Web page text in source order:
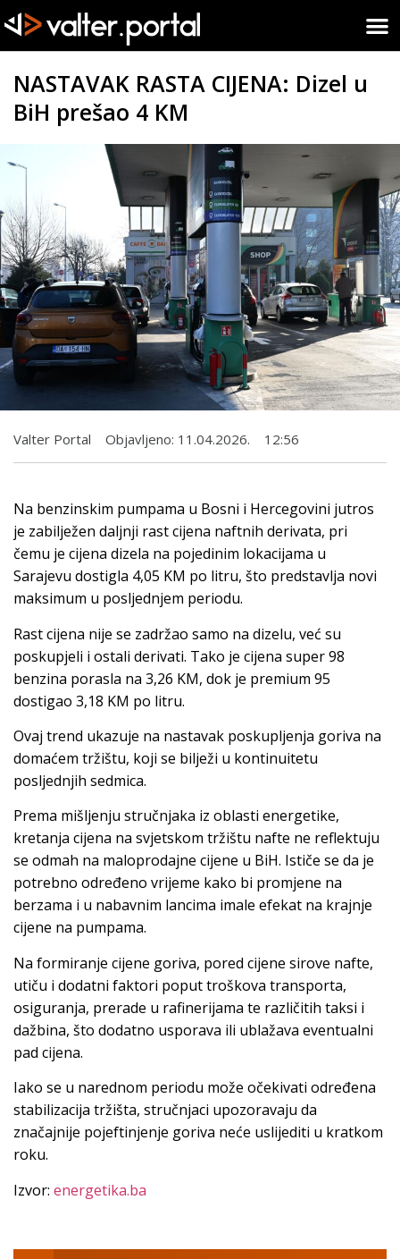
NASTAVAK RASTA CIJENA: Dizel u
BiH prešao 4 KM
Valter Portal Objavljeno: 11.04.2026. 12:56
Na benzinskim pumpama u Bosni i Hercegovini jutros
je zabilježen daljnji rast cijena naftnih derivata, pri
čemu je cijena dizela na pojedinim lokacijama u
Sarajevu dostigla 4,05 KM po litru, što predstavlja novi
maksimum u posljednjem periodu.
Rast cijena nije se zadržao samo na dizelu, već su
poskupjeli i ostali derivati. Tako je cijena super 98
benzina porasla na 3,26 KM, dok je premium 95
dostigao 3,18 KM po litru.
Ovaj trend ukazuje na nastavak poskupljenja goriva na
domaćem tržištu, koji se bilježi u kontinuitetu
posljednjih sedmica.
Prema mišljenju stručnjaka iz oblasti energetike,
kretanja cijena na svjetskom tržištu nafte ne reflektuju
se odmah na maloprodajne cijene u BiH. Ističe se da je
potrebno određeno vrijeme kako bi promjene na
berzama i u nabavnim lancima imale efekat na krajnje
cijene na pumpama.
Na formiranje cijene goriva, pored cijene sirove nafte,
utiču i dodatni faktori poput troškova transporta,
osiguranja, prerade u rafinerijama te različitih taksi i
dažbina, što dodatno usporava ili ublažava eventualni
pad cijena.
Iako se u narednom periodu može očekivati određena
stabilizacija tržišta, stručnjaci upozoravaju da
značajnije pojeftinjenje goriva neće uslijediti u kratkom
roku.
Izvor: energetika.ba